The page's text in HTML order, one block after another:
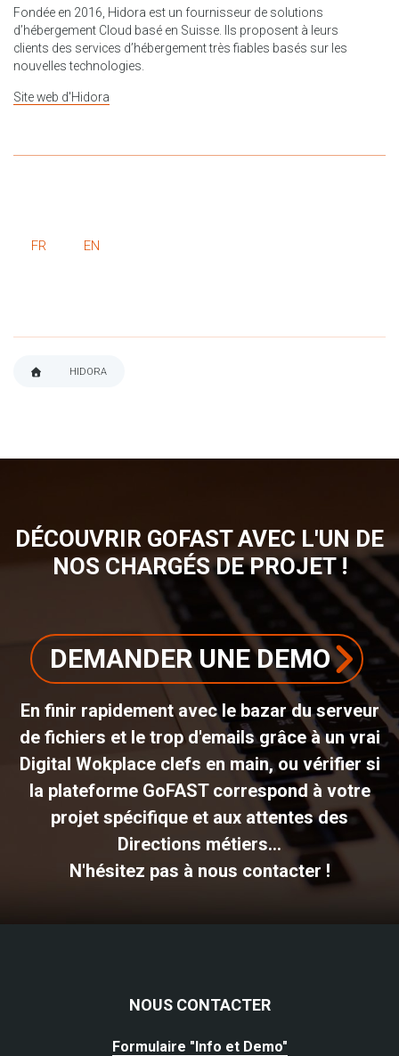
Fondée en 2016, Hidora est un fournisseur de solutions
d’hébergement Cloud basé en Suisse. Ils proposent à leurs
clients des services d’hébergement très fiables basés sur les
nouvelles technologies.
Site web d'Hidora
FR EN
HIDORA
DÉCOUVRIR GOFAST AVEC L'UN DE
NOS CHARGÉS DE PROJET !
DEMANDER UNE DEMO
En finir rapidement avec le bazar du serveur
de fichiers et le trop d'emails grâce à un vrai
Digital Wokplace clefs en main, ou vérifier si
la plateforme GoFAST correspond à votre
projet spécifique et aux attentes des
Directions métiers...
N'hésitez pas à nous contacter !
NOUS CONTACTER
Formulaire "Info et Demo"